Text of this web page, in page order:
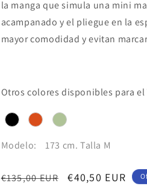
la manga que simula una mini
acampanado y el pliegue en la
mayor comodidad y evitan
Otros colores disponibles para el
Modelo: 173 cm. Talla M
Precio
€135,00 EUR
Precio
€40,50 EUR